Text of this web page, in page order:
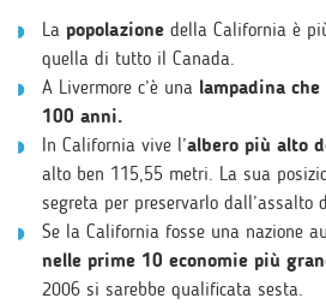
La popolazione della California è
quella di tutto il Canada.
A Livermore c’è una lampadina
100 anni.
In California vive l’albero più alto
alto ben 115,55 metri. La sua
segreta per preservarlo dall’assalto
Se la California fosse una nazione
nelle prime 10 economie più
2006 si sarebbe qualificata sesta.